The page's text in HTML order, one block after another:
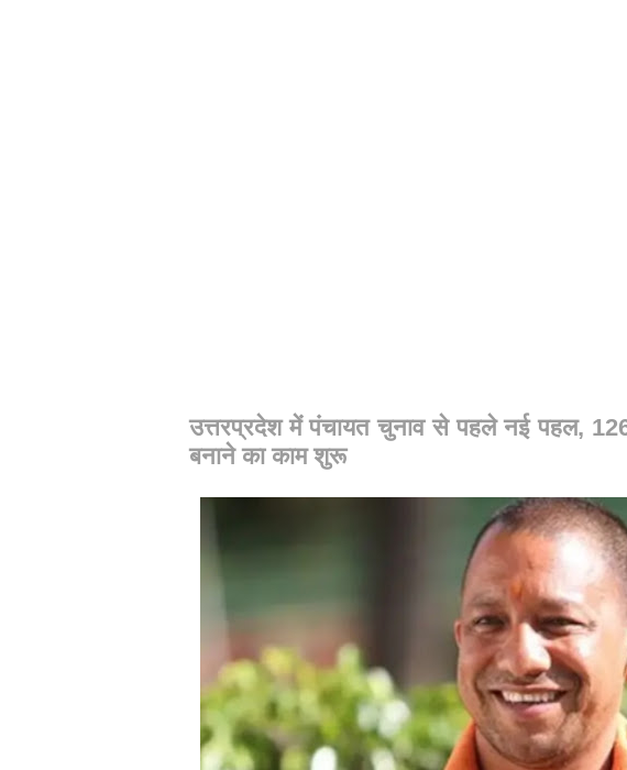
उत्तरप्रदेश में पंचायत चुनाव से पहले नई पहल, 126
बनाने का काम शुरू